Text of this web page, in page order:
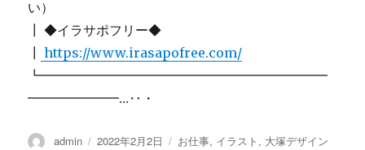
い）
┃ ◆イラサポフリー◆
https://www.irasapofree.com/
┗━━━━━━━━━━━━━━━━━━━━━━
━━━━━━━…‥・
投
admin
投
2022年2月2日
カ
お仕事, イラスト , 大塚デザイン